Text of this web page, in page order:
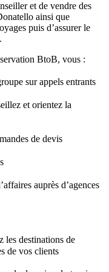
et de vendre des
ainsi que
puis d’assurer le
BtoB, vous :
sur appels entrants
et orientez la
de devis
auprès d’agences
les destinations de
de vos clients